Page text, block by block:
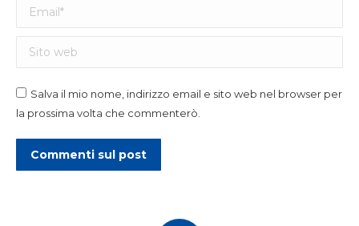
Email *
Sito web
Salva il mio nome, indirizzo email e sito web nel browser per
la prossima volta che commenterò.
Commenti sul post